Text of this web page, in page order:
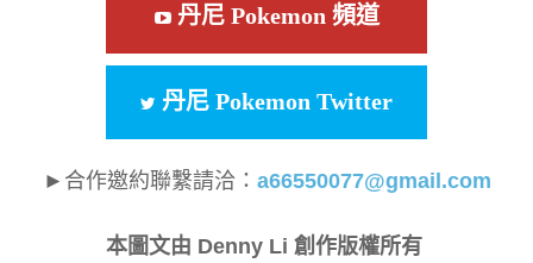
丹尼 Pokemon 頻道
丹尼 Pokemon Twitter
►合作邀約聯繫請洽： a66550077@gmail.com
本圖文由 Denny Li 創作版權所有